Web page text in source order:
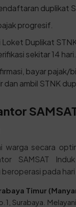
duplikat
progresif.
Loket Duplikat
sekitar 14 hari.
bayar pajak/
dan ambil STNK
warga secara
SAMSAT
pada hari
Timur
Surabaya.